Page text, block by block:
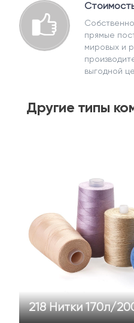
прямые
мировых и
выгодной
Другие типы
218 Нитки 170л/